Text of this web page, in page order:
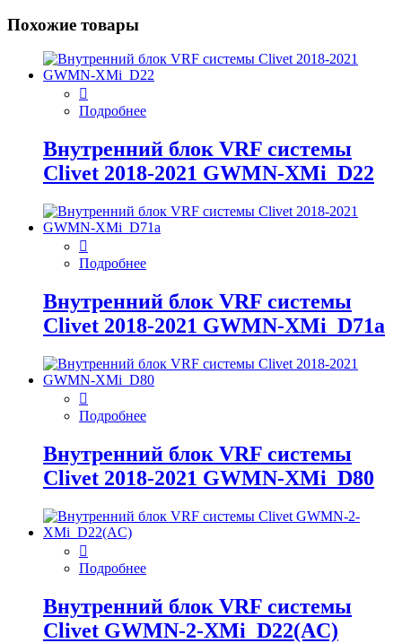
Похожие товары
Подробнее
Внутренний блок VRF системы
Clivet 2018-2021 GWMN-XMi_D22
Подробнее
Внутренний блок VRF системы
Clivet 2018-2021 GWMN-XMi_D71а
Подробнее
Внутренний блок VRF системы
Clivet 2018-2021 GWMN-XMi_D80
Подробнее
Внутренний блок VRF системы
Clivet GWMN-2-XMi_D22(AC)